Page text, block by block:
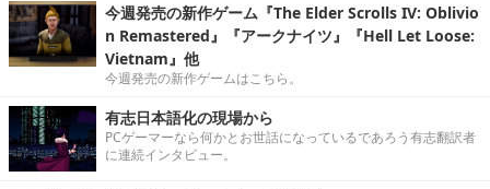
今週発売の新作ゲーム『The Elder Scrolls IV: Oblivio
n Remastered』『アークナイツ』『Hell Let Loose:
Vietnam』他
今週発売の新作ゲームはこちら。
有志日本語化の現場から
PCゲーマーなら何かとお世話になっているであろう有志翻訳者
に連続インタビュー。